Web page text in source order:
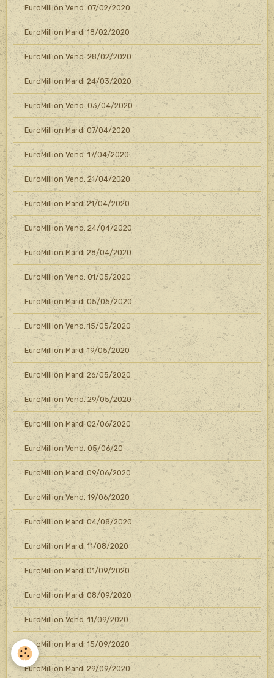
EuroMillion Vend. 07/02/2020
EuroMillion Mardi 18/02/2020
EuroMillion Vend. 28/02/2020
EuroMillion Mardi 24/03/2020
EuroMillion Vend. 03/04/2020
EuroMillion Mardi 07/04/2020
EuroMillion Vend. 17/04/2020
EuroMillion Vend. 21/04/2020
EuroMillion Mardi 21/04/2020
EuroMillion Vend. 24/04/2020
EuroMillion Mardi 28/04/2020
EuroMillion Vend. 01/05/2020
EuroMillion Mardi 05/05/2020
EuroMillion Vend. 15/05/2020
EuroMillion Mardi 19/05/2020
EuroMillion Mardi 26/05/2020
EuroMillion Vend. 29/05/2020
EuroMillion Mardi 02/06/2020
EuroMillion Vend. 05/06/20
EuroMillion Mardi 09/06/2020
EuroMillion Vend. 19/06/2020
EuroMillion Mardi 04/08/2020
EuroMillion Mardi 11/08/2020
EuroMillion Mardi 01/09/2020
EuroMillion Mardi 08/09/2020
EuroMillion Vend. 11/09/2020
EuroMillion Mardi 15/09/2020
EuroMillion Mardi 29/09/2020